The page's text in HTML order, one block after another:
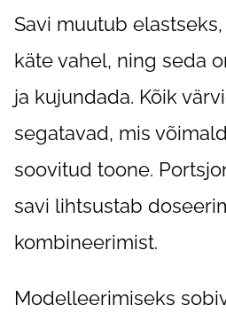
Savi muutub
käte vahel, ning seda
ja kujundada. Kõik
segatavad, mis
soovitud toone.
savi lihtsustab
kombineerimist.
Modelleerimiseks